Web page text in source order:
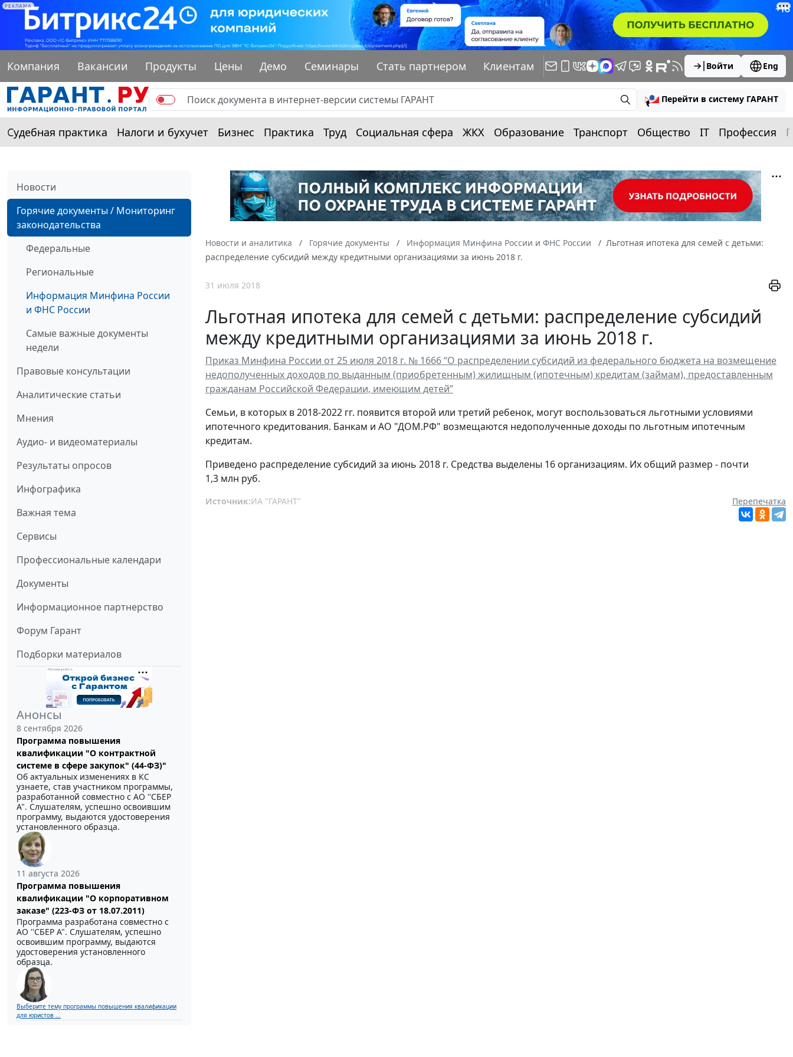
РЕКЛАМА
Компания Вакансии Продукты Цены Демо Семинары Стать партнером Клиентам Войти Eng
Перейти в систему ГАРАНТ
Судебная практика Налоги и бухучет Бизнес Практика Труд Социальная сфера ЖКХ Образование Транспорт Общество IT Профессия
Новости
Горячие документы / Мониторинг
законодательства
Федеральные
Региональные
Информация Минфина России
и ФНС России
Самые важные документы
недели
Правовые консультации
Аналитические статьи
Мнения
Аудио- и видеоматериалы
Результаты опросов
Инфографика
Важная тема
Сервисы
Профессиональные календари
Документы
Информационное партнерство
Форум Гарант
Подборки материалов
Анонсы
8 сентября 2026
Программа повышения
квалификации "О контрактной
системе в сфере закупок" (44-ФЗ)"
Об актуальных изменениях в КС
узнаете, став участником программы,
разработанной совместно с АО ''СБЕР
А". Слушателям, успешно освоившим
программу, выдаются удостоверения
установленного образца.
11 августа 2026
Программа повышения
квалификации "О корпоративном
заказе" (223-ФЗ от 18.07.2011)
Программа разработана совместно с
АО ''СБЕР А". Слушателям, успешно
освоившим программу, выдаются
удостоверения установленного
образца.
Выберите тему программы повышения квалификации
для юристов ...
Новости и аналитика Горячие документы Информация Минфина России и ФНС России
Льготная ипотека для семей с детьми:
распределение субсидий между кредитными организациями за июнь 2018 г.
31 июля 2018
Льготная ипотека для семей с детьми: распределение субсидий
между кредитными организациями за июнь 2018 г.
Приказ Минфина России от 25 июля 2018 г. № 1666 “О распределении субсидий из федерального бюджета на возмещение
недополученных доходов по выданным (приобретенным) жилищным (ипотечным) кредитам (займам), предоставленным
гражданам Российской Федерации, имеющим детей”
Семьи, в которых в 2018-2022 гг. появится второй или третий ребенок, могут воспользоваться льготными условиями
ипотечного кредитования. Банкам и АО "ДОМ.РФ" возмещаются недополученные доходы по льготным ипотечным
кредитам.
Приведено распределение субсидий за июнь 2018 г. Средства выделены 16 организациям. Их общий размер - почти
1,3 млн руб.
Источник:ИА "ГАРАНТ" Перепечатка